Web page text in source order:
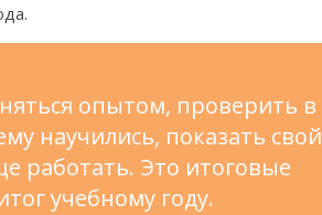
опытом, проверить в
научились, показать свой
работать. Это итоговые
учебному году.